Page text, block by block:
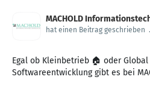
MACHOLD
hat einen Beitrag geschrieben .
Egal ob Kleinbetrieb 🏠 oder
Softwareentwicklung gibt es bei